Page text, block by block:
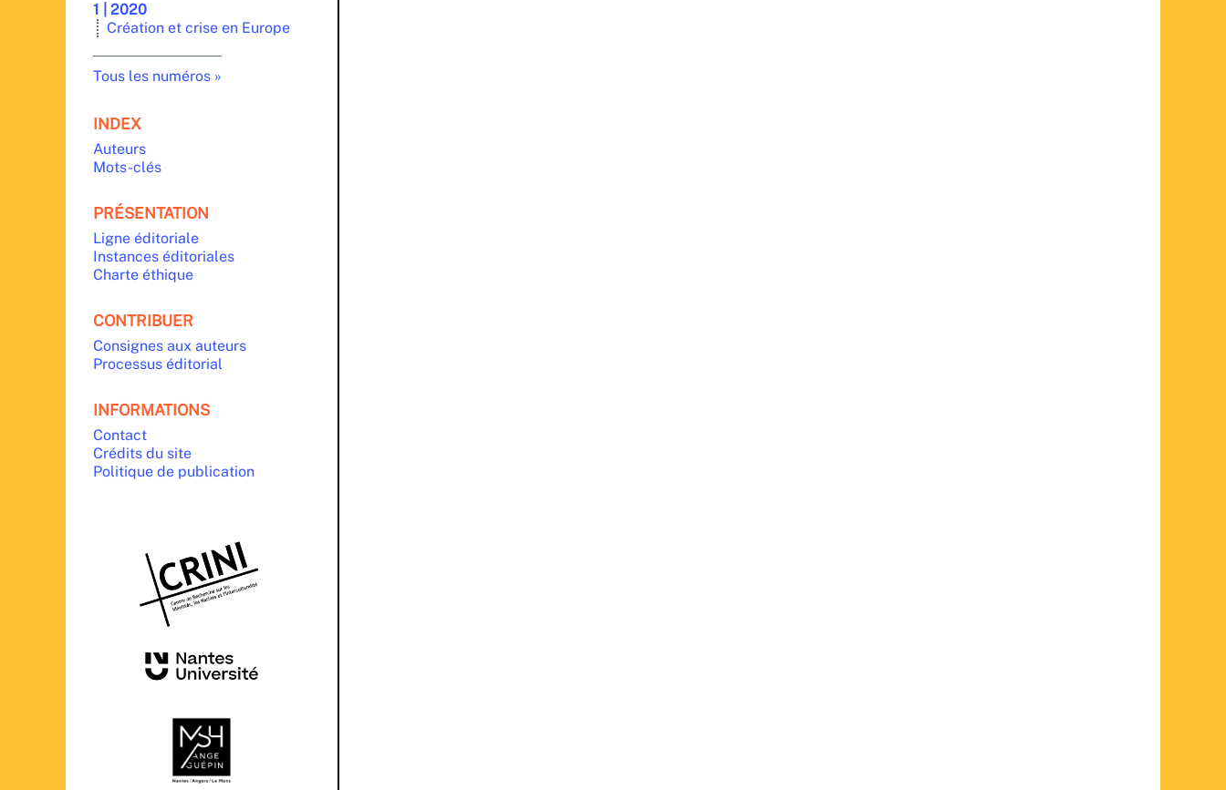
1 | 2020
Création et crise en Europe
Tous les numéros
INDEX
Auteurs
Mots-clés
PRÉSENTATION
Ligne éditoriale
Instances éditoriales
Charte éthique
CONTRIBUER
Consignes aux auteurs
Processus éditorial
INFORMATIONS
Contact
Crédits du site
Politique de publication